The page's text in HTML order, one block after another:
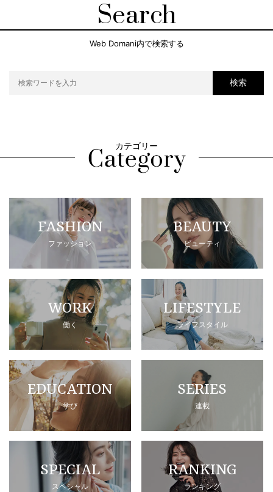
Search
Web Domani内で検索する
検索
カテゴリー
FASHION
ファッション
BEAUTY
ビューティ
WORK
働く
LIFESTYLE
ライフスタイル
EDUCATION
学び
SERIES
連載
SPECIAL
スペシャル
RANKING
ランキング